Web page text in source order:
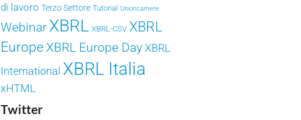
di lavoro Terzo Settore Tutorial Unioncamere
Webinar XBRL XBRL-CSV XBRL
Europe XBRL Europe Day XBRL
International XBRL Italia
xHTML
Twitter